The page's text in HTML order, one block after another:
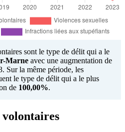
sont le type de délit qui a le
Marne avec une augmentation de
Sur la même période, les
le type de délit qui a le plus
de 100,00%.
volontaires